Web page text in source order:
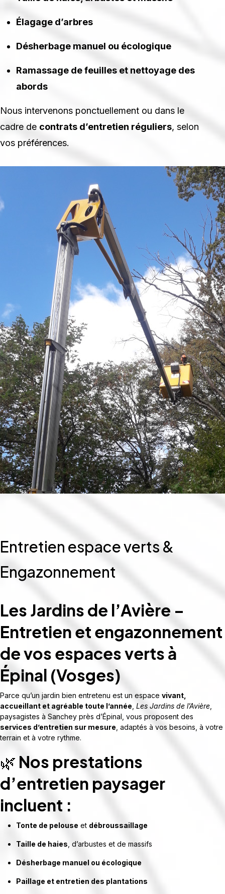
Élagage d’arbres
Désherbage manuel ou écologique
Ramassage de feuilles et nettoyage des
abords
Nous intervenons ponctuellement ou dans le
cadre de contrats d’entretien réguliers, selon
vos préférences.
Entretien espace verts &
Engazonnement
Les Jardins de l’Avière –
Entretien et engazonnement
de vos espaces verts à
Épinal (Vosges)
Parce qu’un jardin bien entretenu est un espace vivant,
accueillant et agréable toute l’année Les Jardins de l’Avière
paysagistes à Sanchey près d’Épinal, vous proposent des
services d’entretien sur mesure , adaptés à vos besoins, à votre
terrain et à votre rythme.
🌿 Nos prestations
d’entretien paysager
incluent :
Tonte de pelouse et débroussaillage
Taille de haies , d’arbustes et de massifs
Désherbage manuel ou écologique
Paillage et entretien des plantations